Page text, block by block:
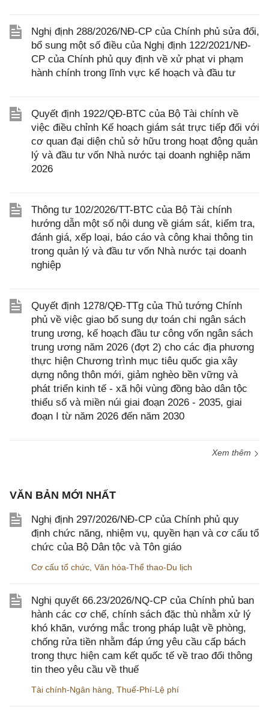
Nghị định 288/2026/NĐ-CP của Chính phủ sửa đổi,
bổ sung một số điều của Nghị định 122/2021/NĐ-
CP của Chính phủ quy định về xử phạt vi phạm
hành chính trong lĩnh vực kế hoạch và đầu tư
Quyết định 1922/QĐ-BTC của Bộ Tài chính về
việc điều chỉnh Kế hoạch giám sát trực tiếp đối với
cơ quan đại diện chủ sở hữu trong hoạt động quản
lý và đầu tư vốn Nhà nước tại doanh nghiệp năm
2026
Thông tư 102/2026/TT-BTC của Bộ Tài chính
hướng dẫn một số nội dung về giám sát, kiểm tra,
đánh giá, xếp loại, báo cáo và công khai thông tin
trong quản lý và đầu tư vốn Nhà nước tại doanh
nghiệp
Quyết định 1278/QĐ-TTg của Thủ tướng Chính
phủ về việc giao bổ sung dự toán chi ngân sách
trung ương, kế hoạch đầu tư công vốn ngân sách
trung ương năm 2026 (đợt 2) cho các địa phương
thực hiện Chương trình mục tiêu quốc gia xây
dựng nông thôn mới, giảm nghèo bền vững và
phát triển kinh tế - xã hội vùng đồng bào dân tộc
thiểu số và miền núi giai đoạn 2026 - 2035, giai
đoạn I từ năm 2026 đến năm 2030
Xem thêm
VĂN BẢN MỚI NHẤT
Nghị định 297/2026/NĐ-CP của Chính phủ quy
định chức năng, nhiệm vụ, quyền hạn và cơ cấu tổ
chức của Bộ Dân tộc và Tôn giáo
Cơ cấu tổ chức, Văn hóa-Thể thao-Du lịch
Nghị quyết 66.23/2026/NQ-CP của Chính phủ ban
hành các cơ chế, chính sách đặc thù nhằm xử lý
khó khăn, vướng mắc trong pháp luật về phòng,
chống rửa tiền nhằm đáp ứng yêu cầu cấp bách
trong thực hiện cam kết quốc tế về trao đổi thông
tin theo yêu cầu về thuế
Tài chính-Ngân hàng, Thuế-Phí-Lệ phí